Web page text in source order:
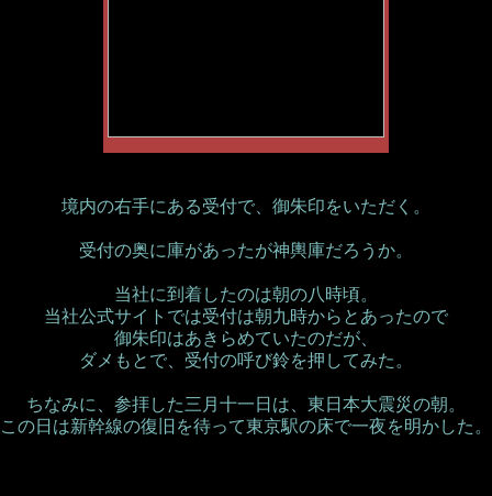
境内の右手にある受付で、御朱印をいただく。
受付の奥に庫があったが神輿庫だろうか。
当社に到着したのは朝の八時頃。
当社公式サイトでは受付は朝九時からとあったので
御朱印はあきらめていたのだが、
ダメもとで、受付の呼び鈴を押してみた。
ちなみに、参拝した三月十一日は、東日本大震災の朝。
この日は新幹線の復旧を待って東京駅の床で一夜を明かした。